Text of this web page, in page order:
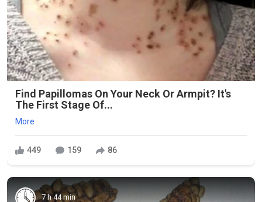
Find Papillomas On Your Neck Or Armpit? It's
The First Stage Of...
More
449 159 86
7 h 44 min